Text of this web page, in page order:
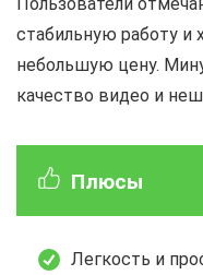
стабильную работу и
небольшую цену.
качество видео и
Плюсы
Легкость и